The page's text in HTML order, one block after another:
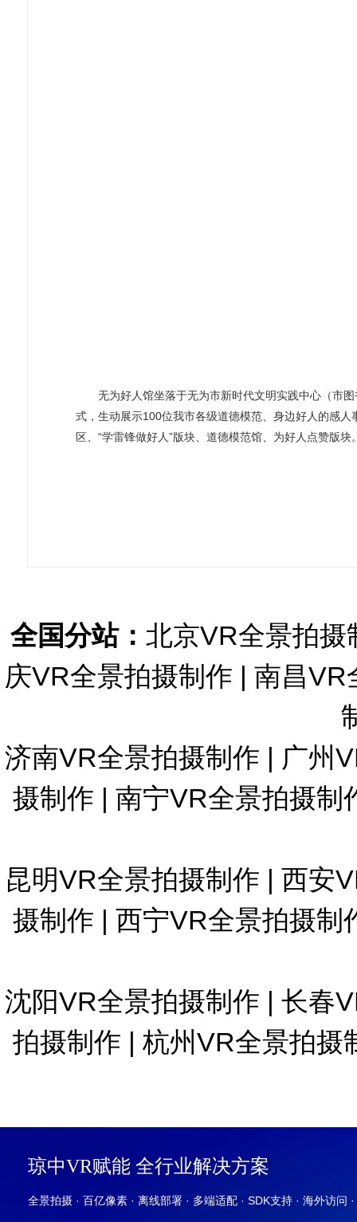
无为好人馆坐落于无为市新时代文明实践中心（市图
式，生动展示100位我市各级道德模范、身边好人的感
区、“学雷锋做好人”版块、道德模范馆、为好人点赞版
全国分站： 北京VR全景拍摄
庆VR全景拍摄制作 | 南昌VR
济南VR全景拍摄制作 | 广州
摄制作 | 南宁VR全景拍摄制
昆明VR全景拍摄制作 | 西安
摄制作 | 西宁VR全景拍摄制
沈阳VR全景拍摄制作 | 长春
拍摄制作 | 杭州VR全景拍摄
琼中VR赋能 全行业解决方案
全景拍摄 · 百亿像素 · 离线部署 · 多端适配 · SDK支持 · 海外访问